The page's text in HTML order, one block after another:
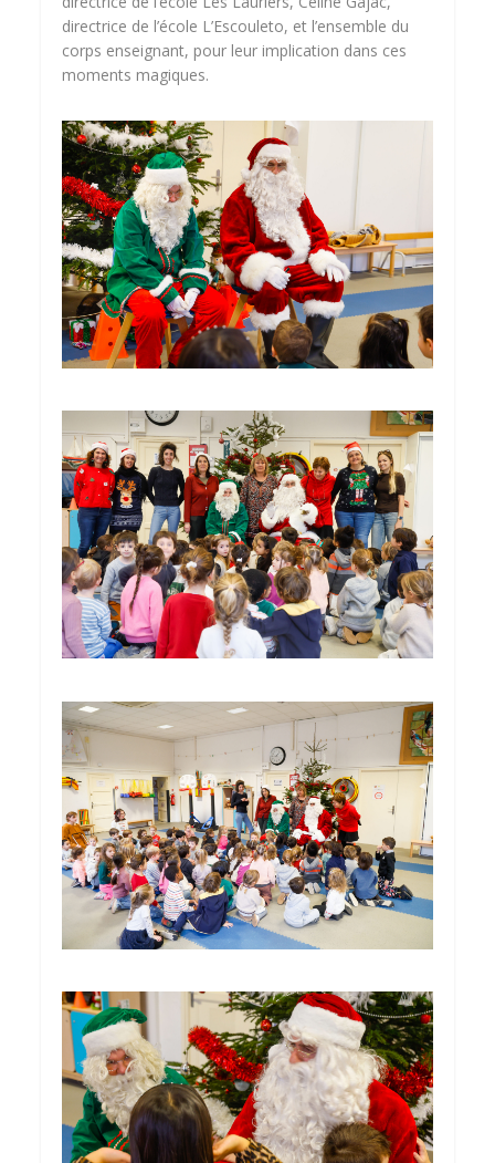
directrice de l’école L’Escouleto, et l’ensemble du
corps enseignant, pour leur implication dans ces
moments magiques.